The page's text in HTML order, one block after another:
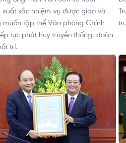
xuất sắc nhiệm vụ được giao và
muốn tập thể Văn phòng Chính
tục phát huy truyền thống, đoàn
trí.